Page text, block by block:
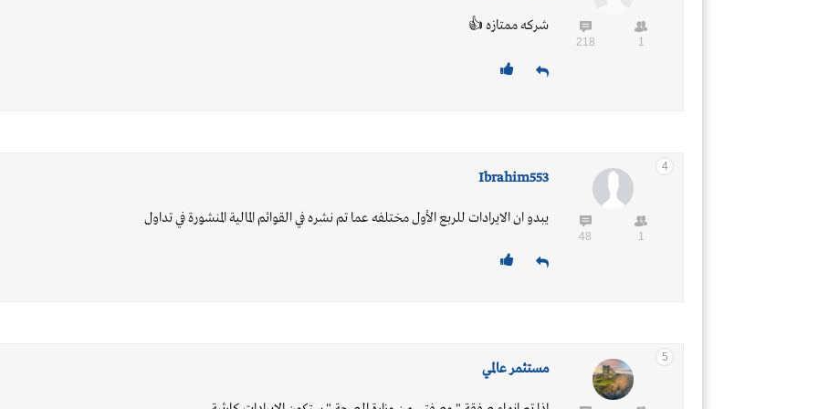
1
218
شركه ممتازه 👍
4
1
48
Ibrahim553
يبدو ان الايرادات للربع الأول مختلفه عما تم نشره في القوائم المالية المنشورة في تداول
5
مستثمر عالمي